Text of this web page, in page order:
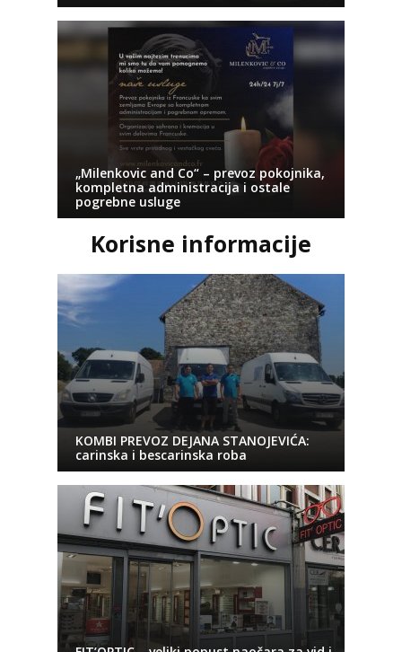
„Milenkovic and Co“ – prevoz pokojnika,
kompletna administracija i ostale
pogrebne usluge
Korisne informacije
KOMBI PREVOZ DEJANA STANOJEVIĆA:
carinska i bescarinska roba